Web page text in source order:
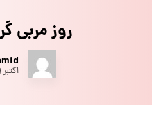
روز مربی
اکتبر ۲۹, ۲۰۲۴